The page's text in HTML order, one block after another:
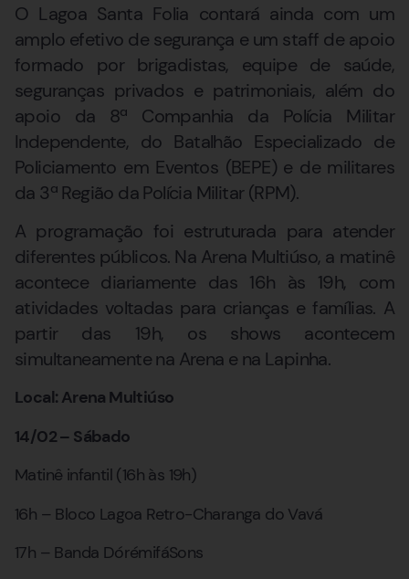
O Lagoa Santa Folia contará ainda com um
amplo efetivo de segurança e um staff de apoio
formado por brigadistas, equipe de saúde,
seguranças privados e patrimoniais, além do
apoio da 8ª Companhia da Polícia Militar
Independente, do Batalhão Especializado de
Policiamento em Eventos (BEPE) e de militares
da 3ª Região da Polícia Militar (RPM).
A programação foi estruturada para atender
diferentes públicos. Na Arena Multiúso, a matinê
acontece diariamente das 16h às 19h, com
atividades voltadas para crianças e famílias. A
partir das 19h, os shows acontecem
simultaneamente na Arena e na Lapinha.
Local: Arena Multiúso
14/02 – Sábado
Matinê infantil (16h às 19h)
16h – Bloco Lagoa Retro-Charanga do Vavá
17h – Banda DórémifáSons